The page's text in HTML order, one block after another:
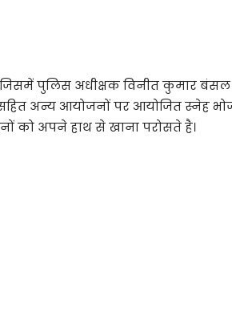
पुलिस अधीक्षक विनीत कुमार
अन्य आयोजनों पर आयोजित स्नेह
को अपने हाथ से खाना परोसते है।